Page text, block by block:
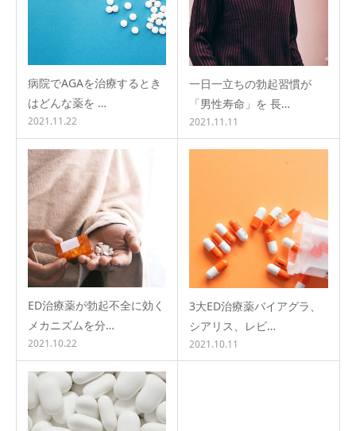
病院でAGAを治療するとき
はどんな薬を …
2021.11.22
一日一立ちの勃起習慣が
「男性寿命」を 長…
2021.11.11
ED治療薬が勃起不全に効く
メカニズムを分…
2021.10.22
3大ED治療薬バイアグラ、
シアリス、レビ…
2021.10.11